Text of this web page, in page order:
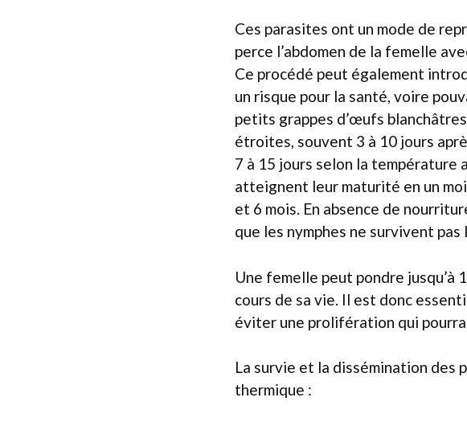
Ces parasites ont un mode de
perce l’abdomen de la femelle
Ce procédé peut également
un risque pour la santé, voire
petits grappes d’œufs
étroites, souvent 3 à 10 jours
7 à 15 jours selon la température
atteignent leur maturité en un
et 6 mois. En absence de
que les nymphes ne survivent
Une femelle peut pondre
cours de sa vie. Il est donc
éviter une prolifération qui
La survie et la dissémination des
thermique :